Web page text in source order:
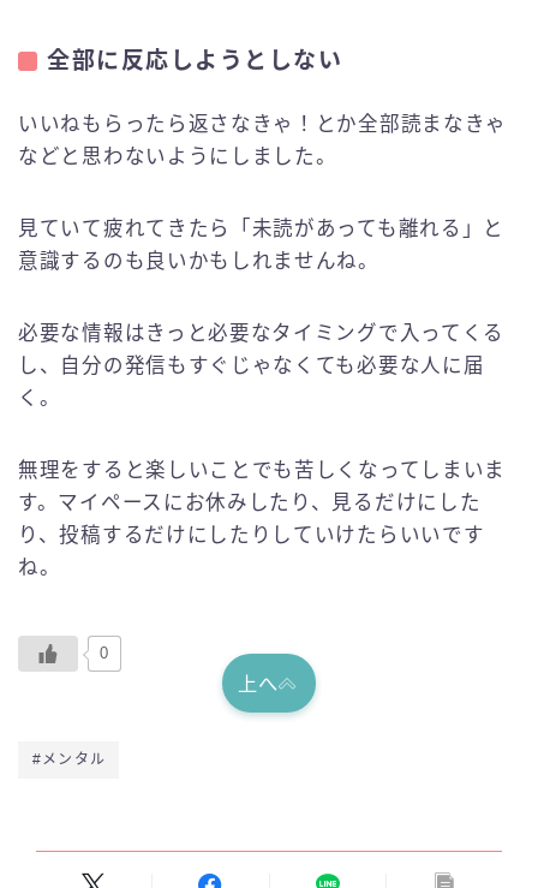
全部に反応しようとしない
いいねもらったら返さなきゃ！とか全部読まなきゃ
などと思わないようにしました。
見ていて疲れてきたら「未読があっても離れる」と
意識するのも良いかもしれませんね。
必要な情報はきっと必要なタイミングで入ってくる
し、自分の発信もすぐじゃなくても必要な人に届
く。
無理をすると楽しいことでも苦しくなってしまいま
す。マイペースにお休みしたり、見るだけにした
り、投稿するだけにしたりしていけたらいいです
ね。
0
上へ
#メンタル